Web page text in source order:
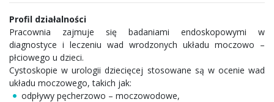
Profil działalności
Pracownia zajmuje się badaniami endoskopowymi w
diagnostyce i leczeniu wad wrodzonych układu moczowo –
płciowego u dzieci.
Cystoskopie w urologii dziecięcej stosowane są w ocenie wad
układu moczowego, takich jak:
odpływy pęcherzowo – moczowodowe,